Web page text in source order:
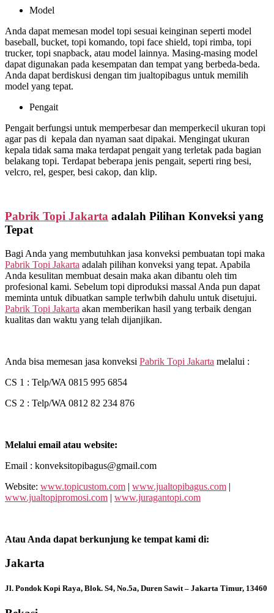
Model
Anda dapat memesan model topi sesuai keinginan seperti model
baseball, bucket, topi komando, topi face shield, topi rimba, topi
trucker, topi snapback, atau model lainnya. Masing-masing model
dapat digunakan pada kesempatan dan tempat yang berbeda-beda.
Anda dapat berdiskusi dengan tim jualtopibagus untuk memilih
model yang tepat.
Pengait
Pengait berfungsi untuk memperbesar dan memperkecil ukuran topi
agar pas di kepala dan nyaman saat dipakai. Mengingat ukuran
kepala tidak sama maka terdapat pengait yang terletak pada bagian
belakang topi. Terdapat beberapa jenis pengait, seperti ring besi,
velcro, rel, gesper, besi cakop, dan klip.
Pabrik Topi Jakarta adalah Pilihan Konveksi yang
Tepat
Bagi Anda yang membutuhkan jasa konveksi pembuatan topi maka
Pabrik Topi Jakarta adalah pilihan konveksi yang tepat. Apabila
Anda kesulitan membuat desain maka akan dibantu oleh tim
profesional kami. Sebelum topi diproduksi massal Anda pun dapat
meminta untuk dibuatkan sample terlwbih dahulu untuk disetujui.
Pabrik Topi Jakarta akan memberikan hasil yang terbaik dengan
kualitas dan waktu yang telah dijanjikan.
Anda bisa memesan jasa konveksi Pabrik Topi Jakarta melalui :
CS 1 : Telp/WA 0815 995 6854
CS 2 : Telp/WA 0812 82 234 876
Melalui email atau website:
Email : konveksitopibagus@gmail.com
Website: www.topicustom.com | www.jualtopibagus.com |
www.jualtopipromosi.com | www.juragantopi.com
Atau Anda dapat berkunjung ke tempat kami di:
Jakarta
Jl. Pondok Kopi Raya, Blok. S4, No.5a, Duren Sawit – Jakarta Timur, 13460